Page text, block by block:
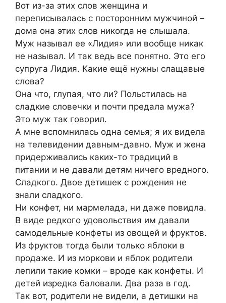
Вот из-за этих слов женщина и
переписывалась с посторонним мужчиной –
дома она этих слов никогда не слышала.
Муж называл ее «Лидия» или вообще никак
не называл. И так ведь все понятно. Это его
супруга Лидия. Какие ещё нужны слащавые
слова?
Она что, глупая, что ли? Польстилась на
сладкие словечки и почти предала мужа?
Это муж так говорил.
А мне вспомнилась одна семья; я их видела
на телевидении давным-давно. Муж и жена
придерживались каких-то традиций в
питании и не давали детям ничего вредного.
Сладкого. Двое детишек с рождения не
знали сладкого.
Ни конфет, ни мармелада, ни даже повидла.
В виде редкого удовольствия им давали
самодельные конфеты из овощей и фруктов.
Из фруктов тогда были только яблоки в
продаже. И из моркови и яблок родители
лепили такие комки – вроде как конфеты. И
детей изредка баловали. Два раза в год.
Так вот, родители не видели, а детишки на